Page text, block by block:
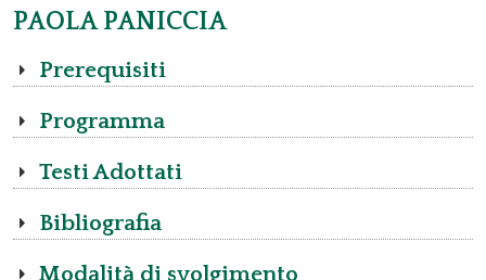
PAOLA PANICCIA
Prerequisiti
Programma
Testi Adottati
Bibliografia
Modalità di svolgimento